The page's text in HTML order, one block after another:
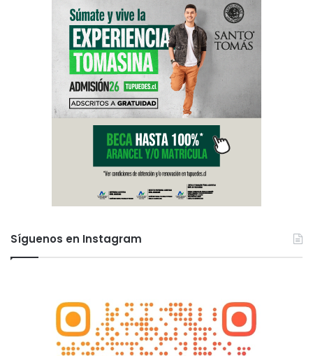
Síguenos en Instagram